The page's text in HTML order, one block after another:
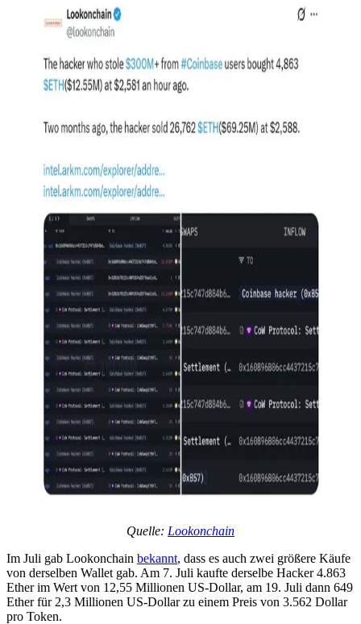
Quelle: Lookonchain
Im Juli gab Lookonchain bekannt, dass es auch zwei größere Käufe
von derselben Wallet gab. Am 7. Juli kaufte derselbe Hacker 4.863
Ether im Wert von 12,55 Millionen US-Dollar, am 19. Juli dann 649
Ether für 2,3 Millionen US-Dollar zu einem Preis von 3.562 Dollar
pro Token.